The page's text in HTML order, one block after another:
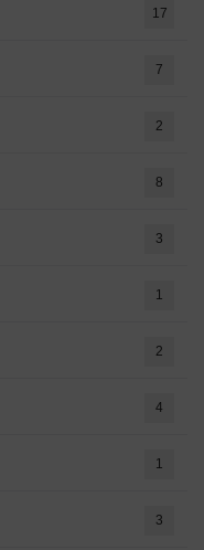
17
7
2
8
3
1
2
4
1
3